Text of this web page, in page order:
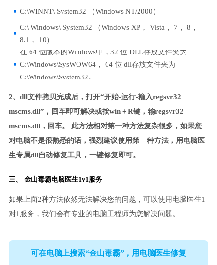
C:\WINNT\ System32 （Windows NT/2000）
C:\ Windows\ System32 （Windows XP， Vista， 7， 8，
8.1， 10）
在 64 位版本的Windows中，32 位 DLL存放文件夹为
C:\Windows\SysWOW64， 64 位 dll存放文件夹为
C:\Windows\System32。
2、dll文件拷贝完成后，打开“开始-运行-输入regsvr32
mscms.dll”，回车即可解决或按win＋R键，输regsvr32
mscms.dll，回车。 此方法相对第一种方法复杂很多，如果您
对电脑不是很熟悉的话，强烈建议使用第一种方法，用电脑医
生专属dll自动修复工具，一键修复即可。
三、 金山毒霸电脑医生1v1服务
如果上面2种方法依然无法解决您的问题，可以使用电脑医生1
对1服务，我们会有专业的电脑工程师为您解决问题。
可在电脑上搜索“金山毒霸”，用电脑医生修复